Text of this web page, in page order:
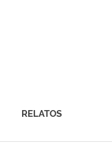
RELATOS